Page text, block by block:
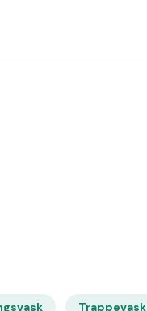
Trappevask